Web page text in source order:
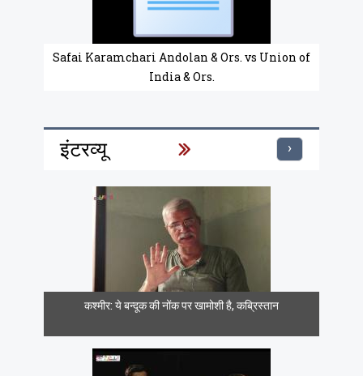
Safai Karamchari Andolan & Ors. vs Union of
India & Ors.
इंटरव्यू
कश्मीर: ये बन्दूक की नोंक पर खामोशी है, कब्रिस्तान
›